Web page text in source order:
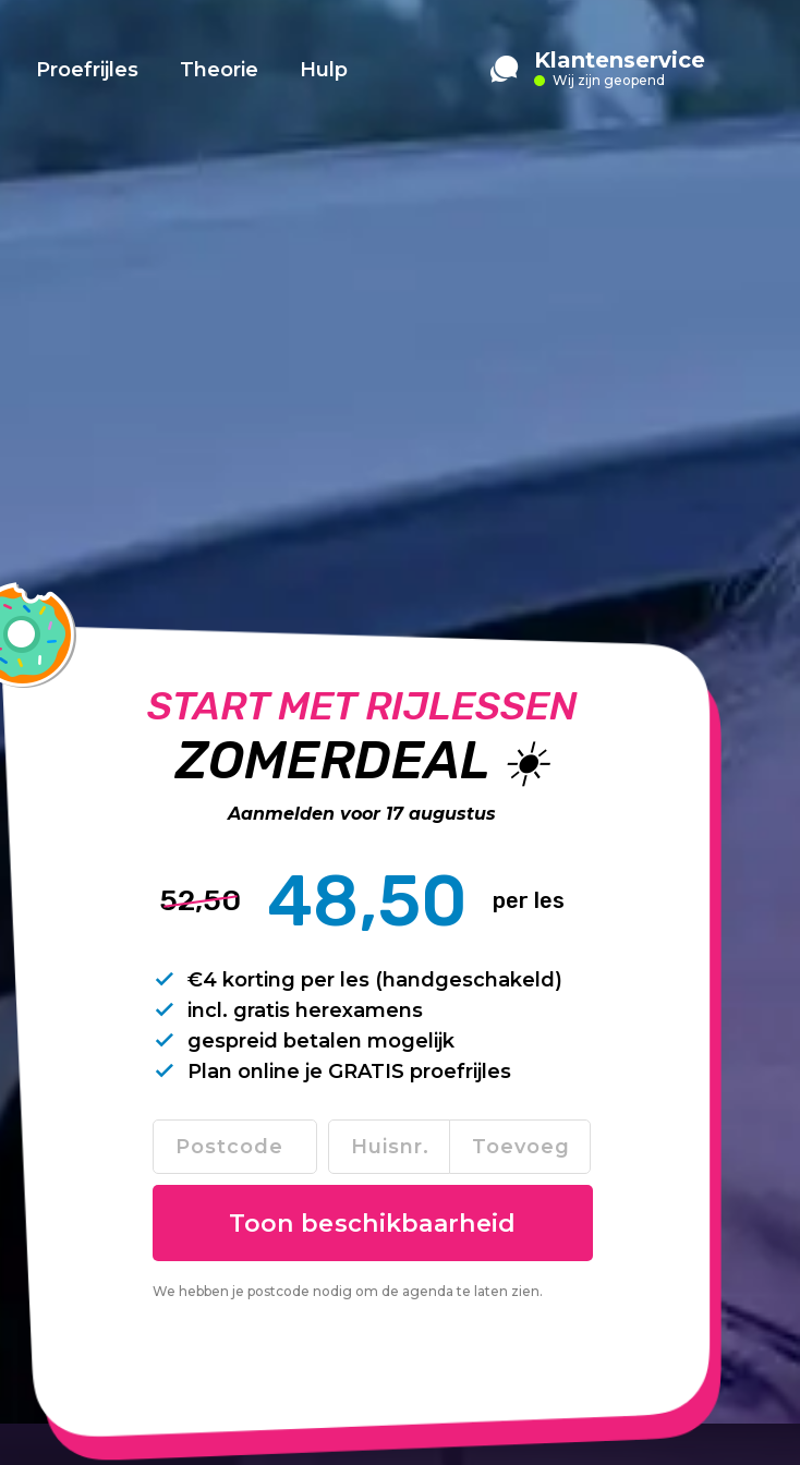
Proefrijles Theorie Hulp Klantenservice
Wij zijn geopend
START MET RIJLESSEN
ZOMERDEAL ☀️
Aanmelden voor 17 augustus
52,50 48,50 per les
€4 korting per les (handgeschakeld)
incl. gratis herexamens
gespreid betalen mogelijk
Plan online je GRATIS proefrijles
We hebben je postcode nodig om de agenda te laten zien.